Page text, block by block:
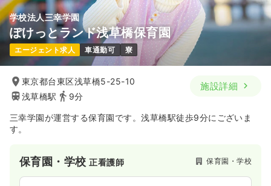
学校法人三幸学園
ぽけっとランド浅草橋保育園
エージェント求人 車通勤可 寮
東京都台東区浅草橋5-25-10
浅草橋駅
9分
施設詳細
三幸学園が運営する保育園です。浅草橋駅徒歩9分にございま
す。
保育園・学校正看護師 保育園・学校